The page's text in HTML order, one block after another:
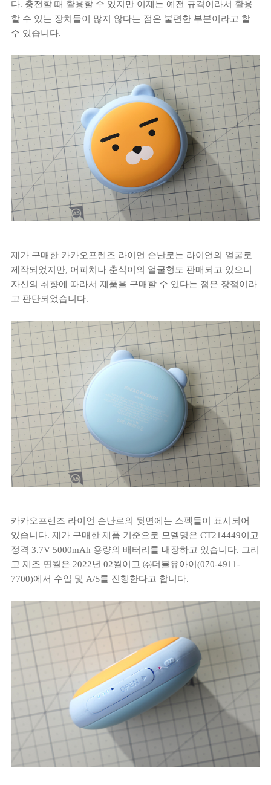
다. 충전할 때 활용할 수 있지만 이제는 예전 규격이라서 활용
할 수 있는 장치들이 많지 않다는 점은 불편한 부분이라고 할
수 있습니다.
제가 구매한 카카오프렌즈 라이언 손난로는 라이언의 얼굴로
제작되었지만, 어피치나 춘식이의 얼굴형도 판매되고 있으니
자신의 취향에 따라서 제품을 구매할 수 있다는 점은 장점이라
고 판단되었습니다.
카카오프렌즈 라이언 손난로의 뒷면에는 스펙들이 표시되어
있습니다. 제가 구매한 제품 기준으로 모델명은 CT214449이고
정격 3.7V 5000mAh 용량의 배터리를 내장하고 있습니다. 그리
고 제조 연월은 2022년 02월이고 ㈜더블유아이(070-4911-
7700)에서 수입 및 A/S를 진행한다고 합니다.